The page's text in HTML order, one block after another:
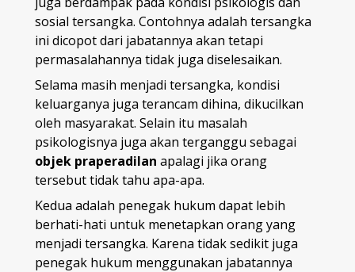
sosial tersangka. Contohnya adalah tersangka
ini dicopot dari jabatannya akan tetapi
permasalahannya tidak juga diselesaikan.
Selama masih menjadi tersangka, kondisi
keluarganya juga terancam dihina, dikucilkan
oleh masyarakat. Selain itu masalah
psikologisnya juga akan terganggu sebagai
objek praperadilan apalagi jika orang
tersebut tidak tahu apa-apa.
Kedua adalah penegak hukum dapat lebih
berhati-hati untuk menetapkan orang yang
menjadi tersangka. Karena tidak sedikit juga
penegak hukum menggunakan jabatannya